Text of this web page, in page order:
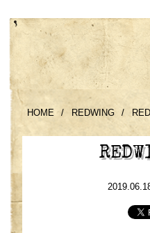
HOME / REDWING /